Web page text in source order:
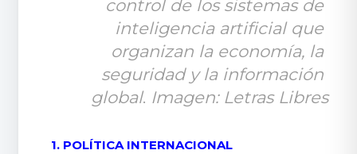
control de los sistemas de
inteligencia artificial que
organizan la economía, la
seguridad y la información
global. Imagen: Letras Libres
1. POLÍTICA INTERNACIONAL